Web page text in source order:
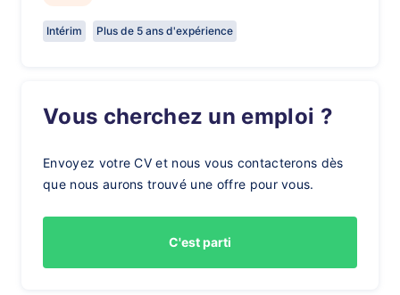
Intérim Plus de 5 ans d'expérience
Vous cherchez un emploi ?
Envoyez votre CV et nous vous contacterons dès
que nous aurons trouvé une offre pour vous.
C'est parti